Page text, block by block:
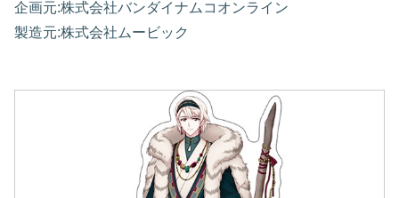
企画元:株式会社バンダイナムコオンライン
製造元:株式会社ムービック